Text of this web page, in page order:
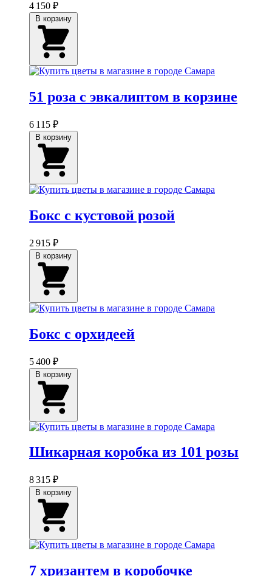
4 150 ₽
51 роза с эвкалиптом в корзине
6 115 ₽
Бокс с кустовой розой
2 915 ₽
Бокс с орхидеей
5 400 ₽
Шикарная коробка из 101 розы
8 315 ₽
7 хризантем в коробочке